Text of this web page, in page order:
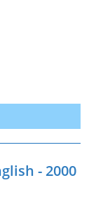
- 2000